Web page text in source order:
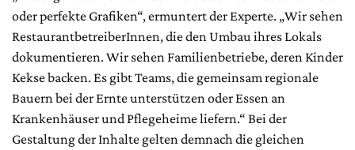
oder perfekte Grafiken“, ermuntert der Experte. „Wir sehen
RestaurantbetreiberInnen, die den Umbau ihres Lokals
dokumentieren. Wir sehen Familienbetriebe, deren Kinder
Kekse backen. Es gibt Teams, die gemeinsam regionale
Bauern bei der Ernte unterstützen oder Essen an
Krankenhäuser und Pflegeheime liefern.“ Bei der
Gestaltung der Inhalte gelten demnach die gleichen